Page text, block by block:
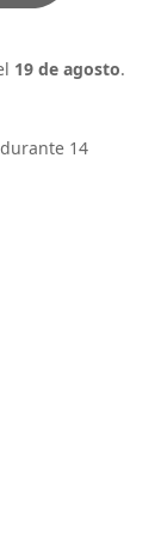
19 de agosto.
14